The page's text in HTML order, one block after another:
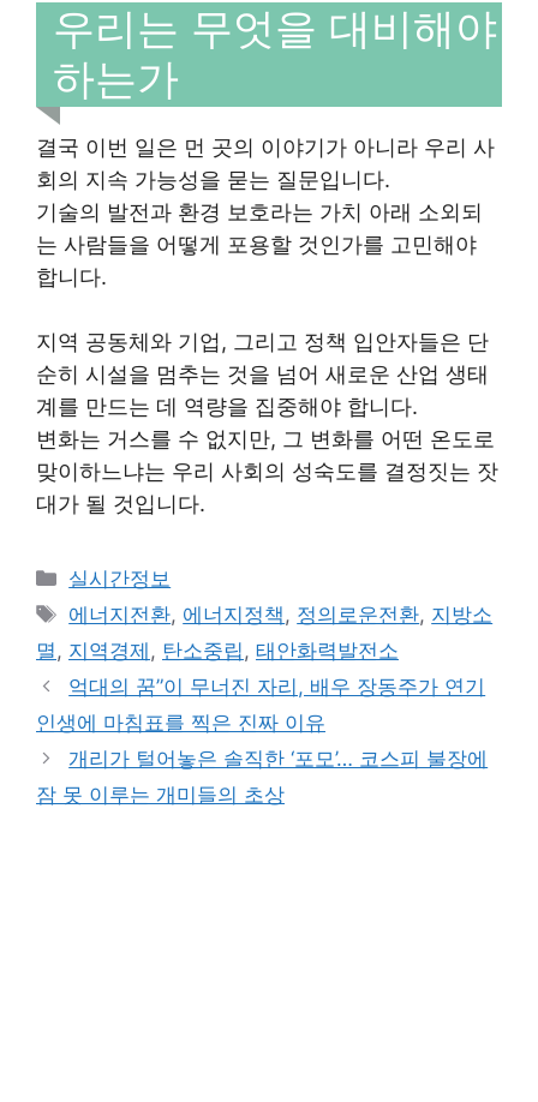
우리는 무엇을 대비해야
하는가
결국 이번 일은 먼 곳의 이야기가 아니라 우리 사
회의 지속 가능성을 묻는 질문입니다.
기술의 발전과 환경 보호라는 가치 아래 소외되
는 사람들을 어떻게 포용할 것인가를 고민해야
합니다.
지역 공동체와 기업, 그리고 정책 입안자들은 단
순히 시설을 멈추는 것을 넘어 새로운 산업 생태
계를 만드는 데 역량을 집중해야 합니다.
변화는 거스를 수 없지만, 그 변화를 어떤 온도로
맞이하느냐는 우리 사회의 성숙도를 결정짓는 잣
대가 될 것입니다.
Categories
실시간정보
Tags
에너지전환, 에너지정책, 정의로운전환, 지방소
멸, 지역경제 , 탄소중립, 태안화력발전소
억대의 꿈”이 무너진 자리, 배우 장동주가 연기
인생에 마침표를 찍은 진짜 이유
개리가 털어놓은 솔직한 ‘포모’… 코스피 불장에
잠 못 이루는 개미들의 초상